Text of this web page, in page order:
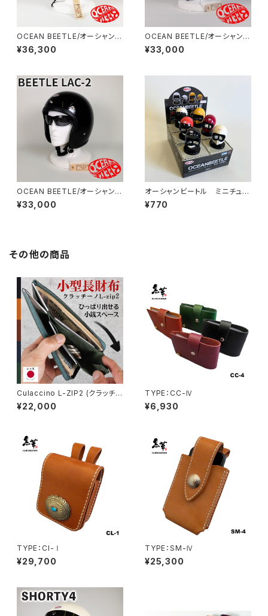
OCEAN BEETLE/オーシャンビ
ートル/SHORTY4/ショーティ
4/オレンジ/ビートル/ヘルメット/
¥36,300
OCEAN BEETLE/オーシャンビ
ートル/L.A.C-2/エルエーシー
2/マルーン/ビートル/ヘルメット/
¥33,000
OCEAN BEETLE/オーシャンビ
ートル/L.A.C-2/エルエーシー
2/ブラック/ビートル/ヘルメット/
¥33,000
オーシャンビートル ミニチュア
ヘルメット 1個
¥770
その他の商品
Culaccino L-ZIP2 (クラッチー
ノ L-ZIP2)
¥22,000
TYPE：CC-Ⅳ
¥6,930
TYPE：CI-Ⅰ
¥29,700
TYPE：SM-Ⅳ
¥25,300